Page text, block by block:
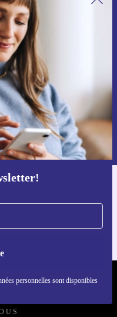
personnelles sont disponibles
de refurbed
offre.
données personnelles
refurbed
- RETHINK NEW.